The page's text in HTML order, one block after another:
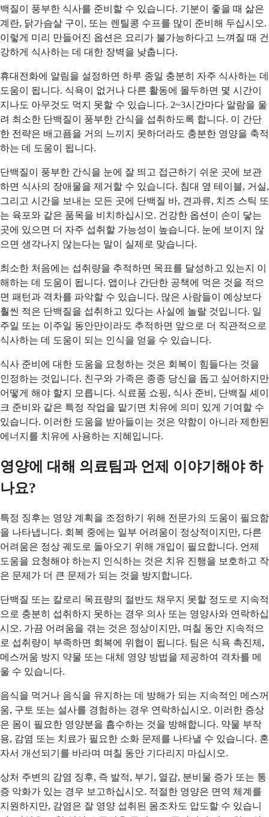
백질이 풍부한 식사를 준비할 수 있습니다. 기분이 좋을 때 삶은
계란, 닭가슴살 구이, 또는 렌틸콩 수프를 많이 준비해 두십시오.
이렇게 미리 만들어진 옵션은 요리가 불가능하다고 느껴질 때 건
강하게 식사하는 데 대한 장벽을 낮춥니다.
휴대전화에 알림을 설정하면 하루 종일 충분히 자주 식사하는 데
도움이 됩니다. 식욕이 없거나 다른 활동에 몰두하면 몇 시간이
지나도 아무것도 먹지 못할 수 있습니다. 2~3시간마다 알람을 울
려 최소한 단백질이 풍부한 간식을 섭취하도록 합니다. 이 간단
한 전략은 배고픔을 거의 느끼지 못하더라도 충분한 영양을 축적
하는 데 도움이 됩니다.
단백질이 풍부한 간식을 눈에 잘 띄고 접근하기 쉬운 곳에 보관
하면 식사의 장애물을 제거할 수 있습니다. 침대 옆 테이블, 거실,
그리고 시간을 보내는 모든 곳에 단백질 바, 견과류, 치즈 스틱 또
는 육포와 같은 품목을 비치하십시오. 건강한 옵션이 손이 닿는
곳에 있으면 더 자주 섭취할 가능성이 높습니다. 눈에 보이지 않
으면 생각나지 않는다는 말이 실제로 맞습니다.
최소한 처음에는 섭취량을 추적하면 목표를 달성하고 있는지 이
해하는 데 도움이 됩니다. 앱이나 간단한 공책에 먹은 것을 적으
면 패턴과 격차를 파악할 수 있습니다. 많은 사람들이 예상보다
훨씬 적은 단백질을 섭취하고 있다는 사실에 놀랄 것입니다. 일
주일 또는 이주일 동안만이라도 추적하면 앞으로 더 직관적으로
식사하는 데 도움이 되는 인식을 얻을 수 있습니다.
식사 준비에 대한 도움을 요청하는 것은 회복이 힘들다는 것을
인정하는 것입니다. 친구와 가족은 종종 당신을 돕고 싶어하지만
어떻게 해야 할지 모릅니다. 식료품 쇼핑, 식사 준비, 단백질 셰이
크 준비와 같은 특정 작업을 맡기면 치유에 의미 있게 기여할 수
있습니다. 이러한 도움을 받아들이는 것은 약함이 아니라 제한된
에너지를 치유에 사용하는 지혜입니다.
영양에 대해 의료팀과 언제 이야기해야 하
나요?
특정 징후는 영양 계획을 조정하기 위해 전문가의 도움이 필요함
을 나타냅니다. 회복 중에는 일부 어려움이 정상적이지만, 다른
어려움은 정상 궤도로 돌아오기 위해 개입이 필요합니다. 언제
도움을 요청해야 하는지 인식하는 것은 치유 진행을 보호하고 작
은 문제가 더 큰 문제가 되는 것을 방지합니다.
단백질 또는 칼로리 목표량의 절반도 채우지 못할 정도로 지속적
으로 충분히 섭취하지 못하는 경우 의사 또는 영양사와 연락하십
시오. 가끔 어려움을 겪는 것은 정상이지만, 며칠 동안 지속적으
로 섭취량이 부족하면 회복에 위협이 됩니다. 팀은 식욕 촉진제,
메스꺼움 방지 약물 또는 대체 영양 방법을 제공하여 격차를 메
울 수 있습니다.
음식을 먹거나 음식을 유지하는 데 방해가 되는 지속적인 메스꺼
움, 구토 또는 설사를 경험하는 경우 연락하십시오. 이러한 증상
은 몸이 필요한 영양분을 흡수하는 것을 방해합니다. 약물 부작
용, 감염 또는 치료가 필요한 소화 문제를 나타낼 수 있습니다. 혼
자서 개선되기를 바라며 며칠 동안 기다리지 마십시오.
상처 주변의 감염 징후, 즉 발적, 부기, 열감, 분비물 증가 또는 통
증 악화가 있는 경우 보고하십시오. 적절한 영양은 면역 체계를
지원하지만, 감염은 잘 영양 섭취된 몸조차도 압도할 수 있습니